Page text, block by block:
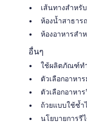
เส้นทางสำหรั
ห้องน้ำสาธาร
ห้องอาหารสำ
อื่นๆ
ใช้ผลิตภัณฑ์ท
ตัวเลือกอาหา
ตัวเลือกอาหา
ถ้วยแบบใช้ซ้ำ
นโยบายการรี